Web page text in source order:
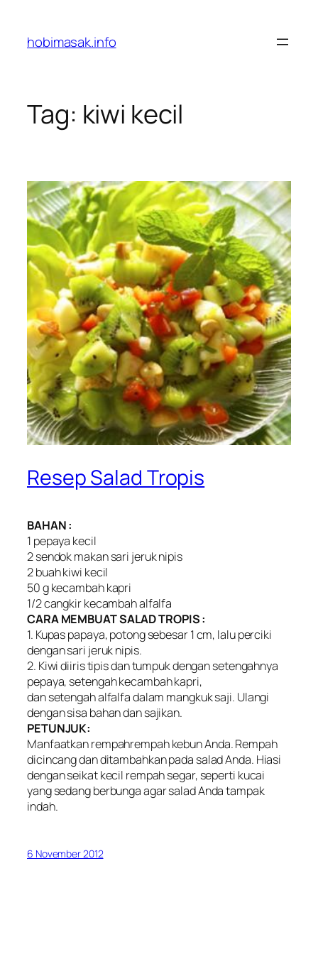
content
hobimasak.info
Tag: kiwi kecil
Resep Salad Tropis
BAHAN :
1 pepaya kecil
2 sendok makan sari jeruk nipis
2 buah kiwi kecil
50 g kecambah kapri
1/2 cangkir kecambah alfalfa
CARA MEMBUAT SALAD TROPIS :
1. Kupas papaya, potong sebesar 1 cm, lalu perciki
dengan sari jeruk nipis.
2. Kiwi diiris tipis dan tumpuk dengan setengahnya
pepaya, setengah kecambah kapri,
dan setengah alfalfa dalam mangkuk saji. Ulangi
dengan sisa bahan dan sajikan.
PETUNJUK:
Manfaatkan rempahrempah kebun Anda. Rempah
dicincang dan ditambahkan pada salad Anda. Hiasi
dengan seikat kecil rempah segar, seperti kucai
yang sedang berbunga agar salad Anda tampak
indah.
6 November 2012